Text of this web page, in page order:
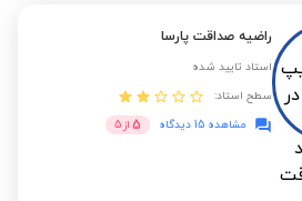
راضیه صداقت پارسا
استاد تایید شده
سطح استاد:
مشاهده 15 دیدگاه
5 از 5